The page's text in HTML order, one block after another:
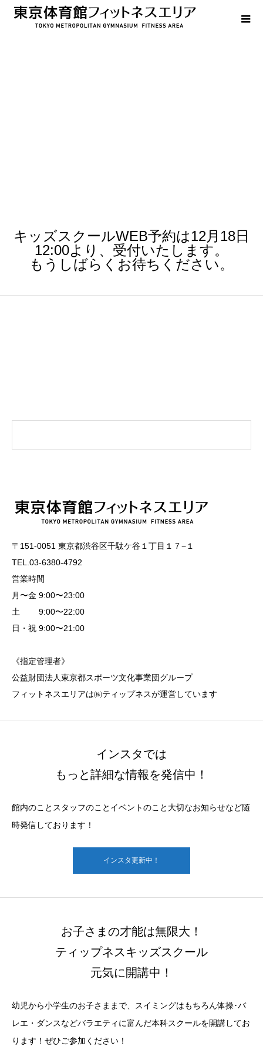
キッズスクールWEB予約は12月18日
12:00より、受付いたします。
もうしばらくお待ちください。
〒151-0051 東京都渋谷区千駄ケ谷１丁目１７−１
TEL.03-6380-4792
営業時間
月〜金 9:00〜23:00
土 9:00〜22:00
日・祝 9:00〜21:00
《指定管理者》
公益財団法人東京都スポーツ文化事業団グループ
フィットネスエリアは㈱ティップネスが運営しています
インスタでは
もっと詳細な情報を発信中！
館内のことスタッフのことイベントのこと大切なお知らせなど随
時発信しております！
インスタ更新中！
お子さまの才能は無限大！
ティップネスキッズスクール
元気に開講中！
幼児から小学生のお子さままで、スイミングはもちろん体操･バ
レエ・ダンスなどバラエティに富んだ本科スクールを開講してお
ります！ぜひご参加ください！